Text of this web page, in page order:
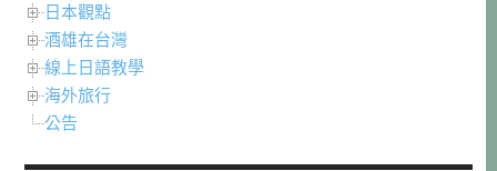
日本觀點
酒雄在台灣
線上日語教學
海外旅行
公告